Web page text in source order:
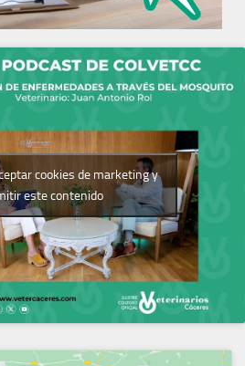
cookies de marketing y
este contenido